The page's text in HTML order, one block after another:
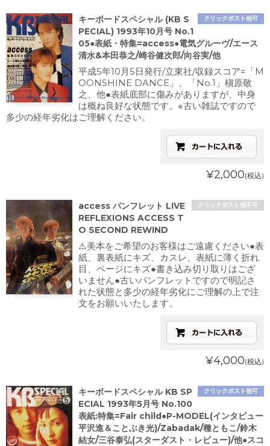
クリックポスト他可
キーボードスペシャル (KB S
PECIAL) 1993年10月号 No.1
05●表紙・特集=access●電気グルーヴ/エース
清水&本田恭之/崎谷健次郎/向谷実/他
平成5年10月5日発行/立東社/収録スコア=「M
OONSHINE DANCE」、「No.1」槇原敬
之、他●表紙底部に傷みがありますが、中身
は概ね良好な状態です。※古い雑誌ですので
多少の経年劣化はご理解ください。
¥2,000(税込)
クリックポスト他不可
access パンフレット LIVE
REFLEXIONS ACCESS T
O SECOND REWIND
⚠️美本をご希望のお客様はご遠慮ください●表
紙、裏表紙にキズ、カスレ、表紙に薄く折れ
目、ページにキズ●書き込み切り取りはござ
いません●古いパンフレットですので明記さ
れた状態と多少の経年劣化にご理解の上で注
文をお願いいたします。
¥4,000(税込)
クリックポスト他可
キーボードスペシャル KB SP
ECIAL 1993年5月号 No.100
表紙:特集=Fair child●P-MODEL(インタビュー
平沢進＆ことぶき光)/Zabadak/種ともこ/鈴木
結女/三谷泰弘(スターダスト・レビュー)/他●スコ